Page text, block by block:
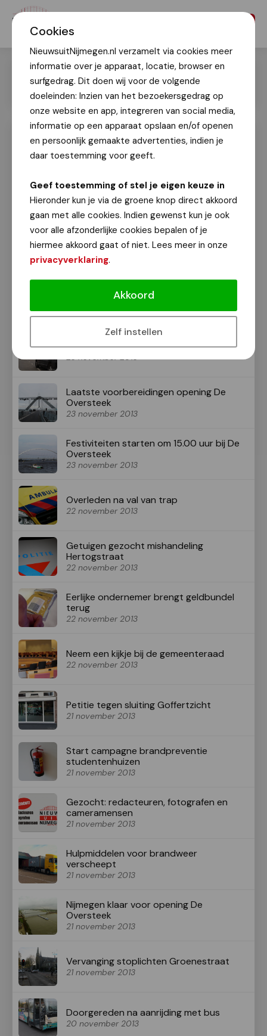
Cookies
NieuwsuitNijmegen.nl verzamelt via cookies meer
informatie over je apparaat, locatie, browser en
surfgedrag. Dit doen wij voor de volgende
doeleinden: Inzien van het bezoekersgedrag op
onze website en app, integreren van social media,
informatie op een apparaat opslaan en/of openen
en persoonlijk gemaakte advertenties, indien je
daar toestemming voor geeft.
Geef toestemming of stel je eigen keuze in
Hieronder kun je via de groene knop direct akkoord
gaan met alle cookies. Indien gewenst kun je ook
voor alle afzonderlijke cookies bepalen of je
hiermee akkoord gaat of niet. Lees meer in onze
privacyverklaring.
Akkoord
Zelf instellen
Grote drukte op de Oversteek
23 november 2013
Grote verkeerscontrole
23 november 2013
Gestoken met glas
23 november 2013
Aanhouding na diefstal met geweld
Vuurwerk op De Oversteek
Laatste voorbereidingen opening De
Oversteek
23 november 2013
Festiviteiten starten om 15.00 uur bij De
Oversteek
23 november 2013
Overleden na val van trap
22 november 2013
Getuigen gezocht mishandeling
Hertogstraat
22 november 2013
Eerlijke ondernemer brengt geldbundel
terug
22 november 2013
Neem een kijkje bij de gemeenteraad
22 november 2013
Petitie tegen sluiting Goffertzicht
21 november 2013
Start campagne brandpreventie
studentenhuizen
21 november 2013
Gezocht: redacteuren, fotografen en
cameramensen
21 november 2013
Hulpmiddelen voor brandweer
verscheept
21 november 2013
Nijmegen klaar voor opening De
Oversteek
21 november 2013
Vervanging stoplichten Groenestraat
21 november 2013
Doorgereden na aanrijding met bus
20 november 2013